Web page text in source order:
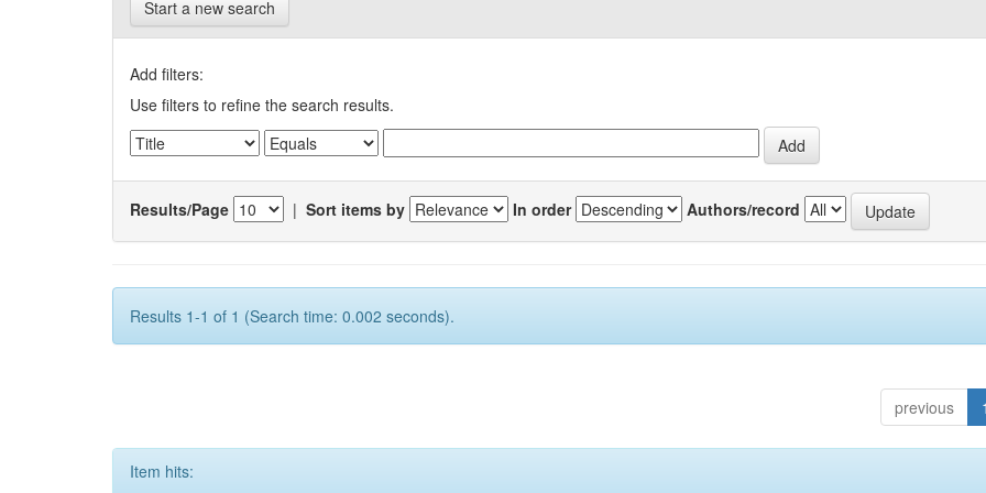
Start a new search
Add filters:
Use filters to refine the search results.
Results/Page | Sort items by In order Authors/record
Results 1-1 of 1 (Search time: 0.002 seconds).
previous 1
Item hits: